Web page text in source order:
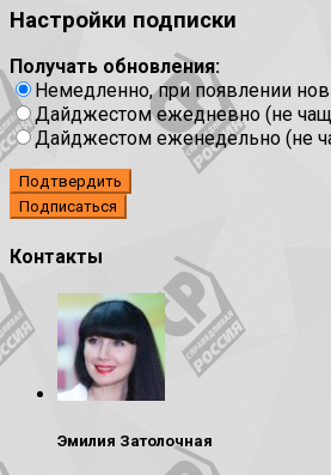
Настройки подписки
Получать обновления:
Немедленно, при появлении
Дайджестом ежедневно (не
Дайджестом еженедельно (не
Подтвердить
Контакты
Эмилия Затолочная